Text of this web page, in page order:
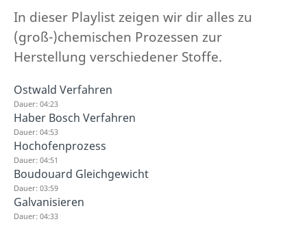
In dieser Playlist zeigen wir dir alles zu
(groß-)chemischen Prozessen zur
Herstellung verschiedener Stoffe.
Ostwald Verfahren
Dauer: 04:23
Haber Bosch Verfahren
Dauer: 04:53
Hochofenprozess
Dauer: 04:51
Boudouard Gleichgewicht
Dauer: 03:59
Galvanisieren
Dauer: 04:33